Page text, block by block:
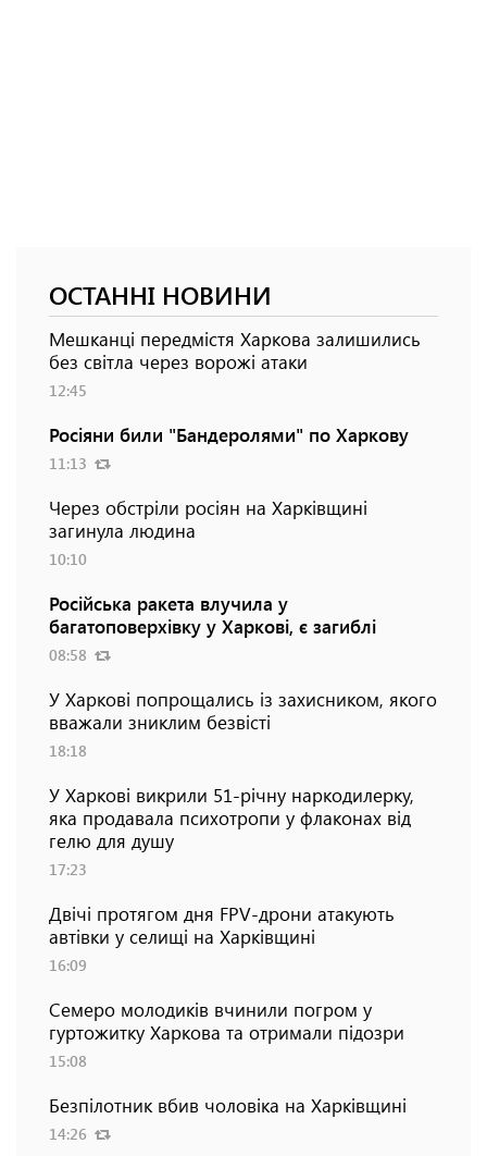
ОСТАННІ НОВИНИ
Мешканці передмістя Харкова залишились
без світла через ворожі атаки
12:45
Росіяни били "Бандеролями" по Харкову
11:13
Через обстріли росіян на Харківщині
загинула людина
10:10
Російська ракета влучила у
багатоповерхівку у Харкові, є загиблі
08:58
У Харкові попрощались із захисником, якого
вважали зниклим безвісті
18:18
У Харкові викрили 51-річну наркодилерку,
яка продавала психотропи у флаконах від
гелю для душу
17:23
Двічі протягом дня FPV-дрони атакують
автівки у селищі на Харківщині
16:09
Семеро молодиків вчинили погром у
гуртожитку Харкова та отримали підозри
15:08
Безпілотник вбив чоловіка на Харківщині
14:26